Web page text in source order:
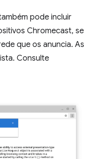
pode incluir
Chromecast, se
que os anuncia. As
Consulte